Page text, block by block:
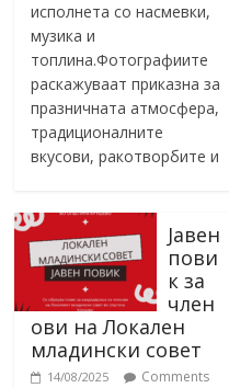
исполнета со насмевки,
музика и
топлина.Фотографиите
раскажуваат приказна за
празничната атмосфера,
традиционалните
вкусови, ракотворбите и
Јавен
пови
к за
член
ови на Локален
младински совет
14/08/2025
Comments